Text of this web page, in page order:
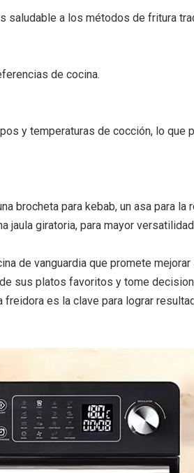
saludable a los métodos de fritura
de cocina.
y temperaturas de cocción, lo que
brocheta para kebab, un asa para la
jaula giratoria, para mayor
de vanguardia que promete mejorar
sus platos favoritos y tome
es la clave para lograr